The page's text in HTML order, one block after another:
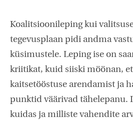
Koalitsioonileping kui
tegevusplaan pidi andma
küsimustele. Leping ise on
kriitikat, kuid siiski möönan,
kaitsetööstuse arendamist ja
punktid väärivad tähelepanu.
kuidas ja milliste vahendite